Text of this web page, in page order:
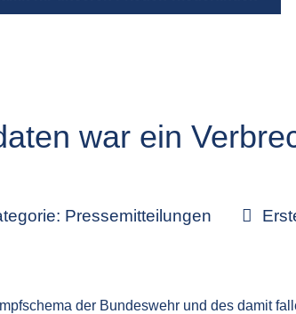
war ein
Pressemitteilungen
der Bundeswehr und des damit